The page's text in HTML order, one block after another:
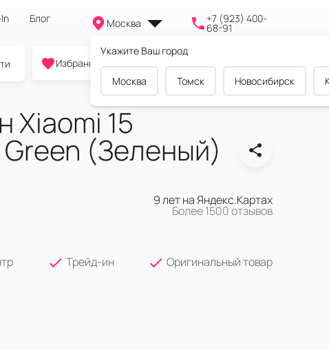
Блог Москва
Укажите Ваш город
Москва Томск Новосибирск
+7 (923) 400-
68-91
0
Избранное Cравнение Корзина
Xiaomi 15
(Зеленый)
9 лет на Яндекс.Картах
Более 1500 отзывов
Трейд-ин
Оригинальный товар